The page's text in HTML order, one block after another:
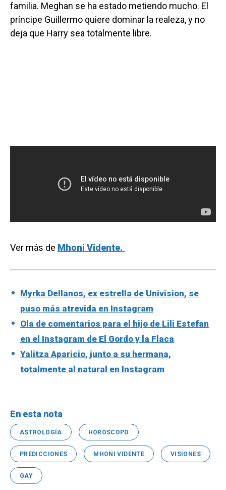
familia. Meghan se ha estado metiendo mucho. El
príncipe Guillermo quiere dominar la realeza, y no
deja que Harry sea totalmente libre.
Ver más de Mhoni Vidente.
Myrka Dellanos, ex estrella de Univision, se
puso más atrevida en Instagram
Ola de comentarios para el hijo de Lili Estefan
en el Instagram de El Gordo y la Flaca
Yalitza Aparicio, junto a su hermana,
totalmente al natural en Instagram
En esta nota
ASTROLOGÍA HOROSCOPO
PREDICCIONES MHONI VIDENTE VISIONES
GAY